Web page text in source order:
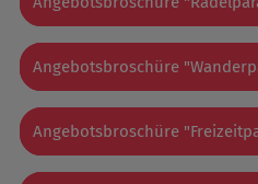
Angebotsbroschüre
Angebotsbroschüre